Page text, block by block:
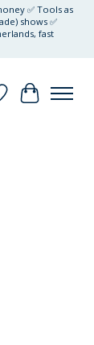
✅ Tools as
shows ✅
fast
Ihr